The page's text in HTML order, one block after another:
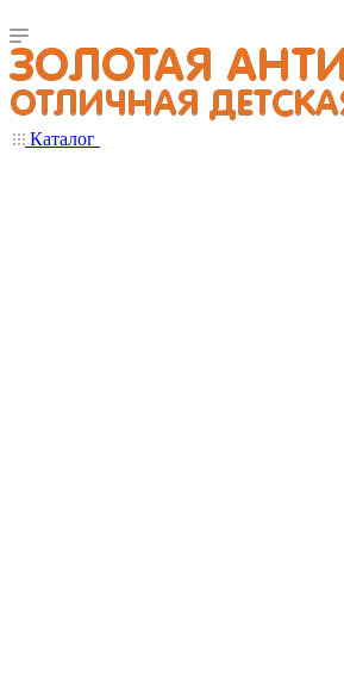
Каталог